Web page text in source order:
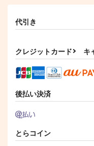
代引き
クレジットカード キ
後払い決済
とらコイン